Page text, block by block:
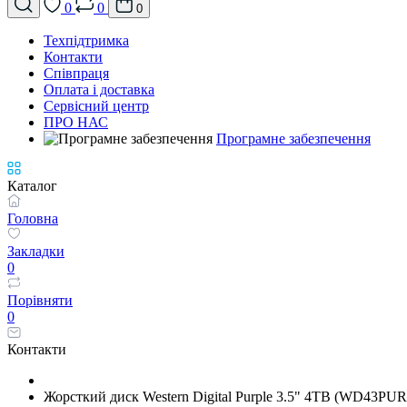
0 0 0
Техпідтримка
Контакти
Співпраця
Оплата і доставка
Сервісний центр
ПРО НАС
Програмне забезпечення
Каталог
Головна
Закладки
0
Порівняти
0
Контакти
Жорсткий диск Western Digital Purple 3.5" 4TB